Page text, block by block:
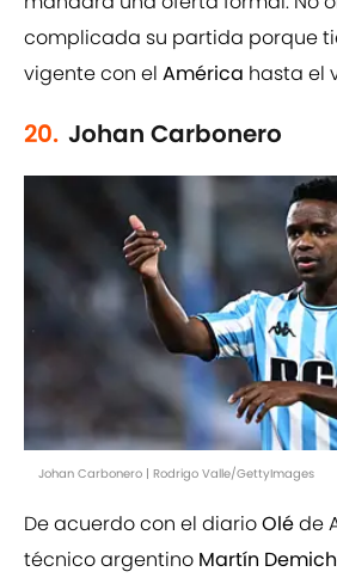
complicada su partida porque
vigente con el América hasta el
20. Johan Carbonero
Johan Carbonero | Rodrigo Valle/GettyImages
De acuerdo con el diarioOléde
técnico argentino Martín